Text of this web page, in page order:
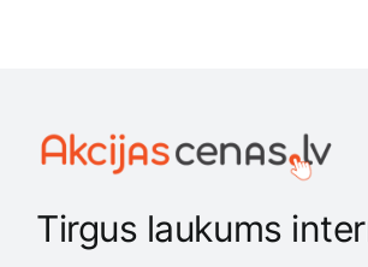
Tirgus laukums